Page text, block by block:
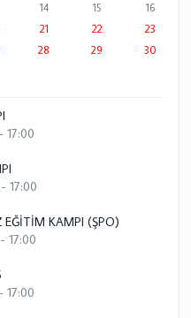
14 15
16
21 22
23
28 29
30
17:00
17:00
EĞİTİM KAMPI (ŞPO)
17:00
17:00